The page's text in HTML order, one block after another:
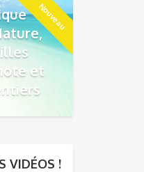
Nouveau
et
VIDÉOS !